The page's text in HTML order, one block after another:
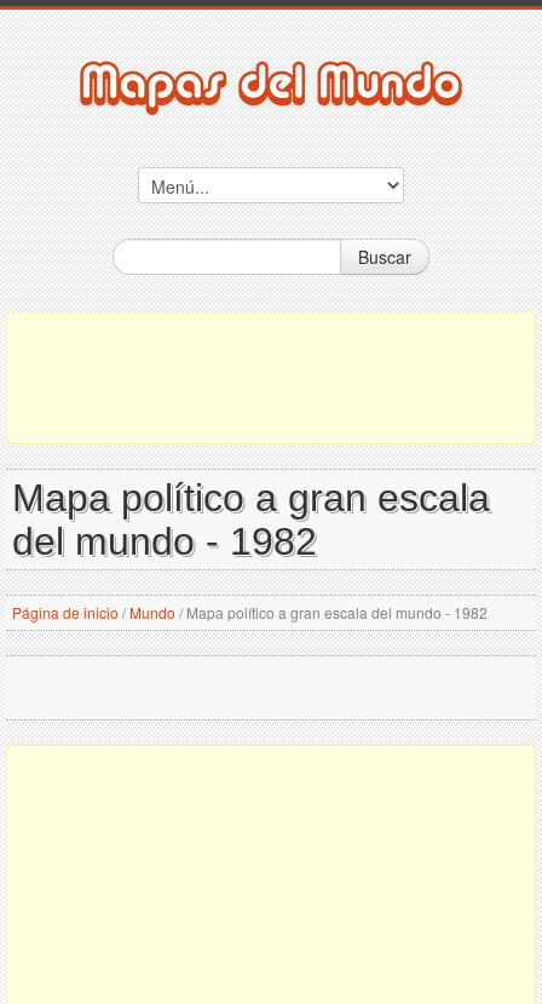
Buscar
Mapa político a gran escala
del mundo - 1982
Página de inicio /Mundo /Mapa político a gran escala del mundo - 1982